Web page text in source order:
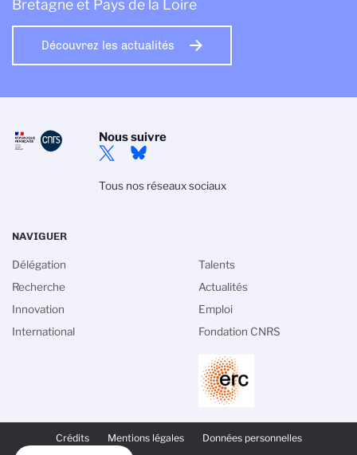
Bretagne et Pays de la Loire
Découvrez les actualités
Nous suivre
Tous nos réseaux sociaux
PIED
PAGE
Crédits Mentions légales Données personnelles
NAVIGUER
Délégation
Recherche
Innovation
International
Talents
Actualités
Emploi
Fondation CNRS